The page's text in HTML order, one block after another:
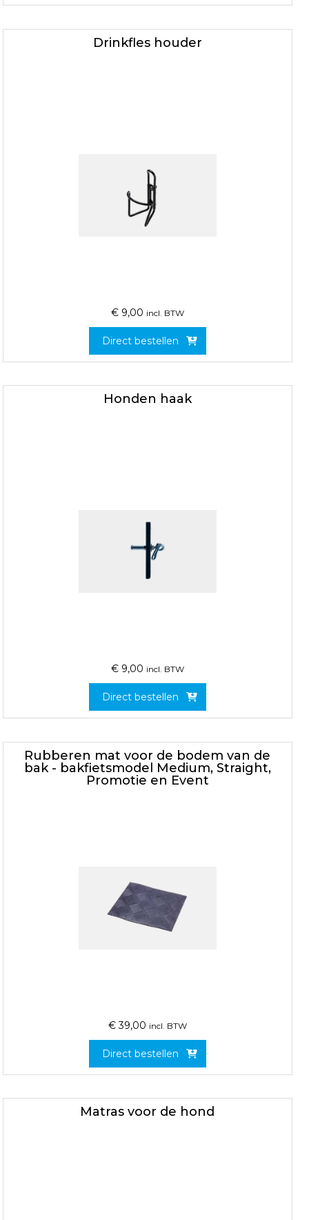
Drinkfles houder
€ 9,00 incl. BTW
Direct bestellen
Honden haak
€ 9,00 incl. BTW
Direct bestellen
Rubberen mat voor de bodem van de
bak - bakfietsmodel Medium, Straight,
Promotie en Event
€ 39,00 incl. BTW
Direct bestellen
Matras voor de hond